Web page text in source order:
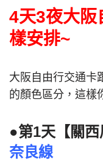
4天3夜大阪
樣安排~
大阪自由行交通卡
的顏色區分，這樣
●第1天【關
奈良線